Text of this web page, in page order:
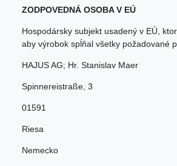
ZODPOVEDNÁ OSOBA V EÚ
Hospodársky subjekt usadený v EÚ,
aby výrobok spĺňal všetky požadované
HAJUS AG; Hr. Stanislav Maer
Spinnereistraße 3
01591
Riesa
Nemecko